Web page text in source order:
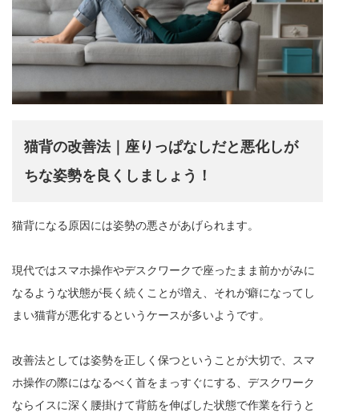
猫背の改善法｜座りっぱなしだと悪化しが
ちな姿勢を良くしましょう！
猫背になる原因には姿勢の悪さがあげられます。
現代ではスマホ操作やデスクワークで座ったまま前かがみに
なるような状態が長く続くことが増え、それが癖になってし
まい猫背が悪化するというケースが多いようです。
改善法としては姿勢を正しく保つということが大切で、スマ
ホ操作の際にはなるべく首をまっすぐにする、デスクワーク
ならイスに深く腰掛けて背筋を伸ばした状態で作業を行うと